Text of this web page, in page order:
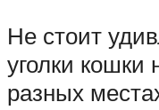
Не стоит
уголки кошки
разных